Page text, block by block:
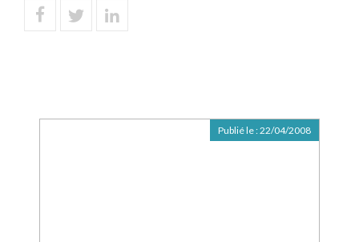
Publié le :22/04/2008